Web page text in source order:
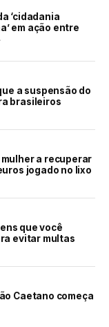
‘cidadania
em ação entre
a suspensão do
brasileiros
a recuperar
jogado no lixo
que você
evitar multas
Caetano começa